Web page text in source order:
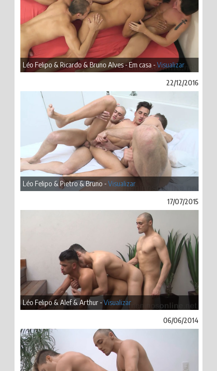
Léo Felipo & Ricardo & Bruno Alves - Em casa -Visualizar
22/12/2016
Léo Felipo & Pietro & Bruno -Visualizar
17/07/2015
Léo Felipo & Alef & Arthur -Visualizar
06/06/2014